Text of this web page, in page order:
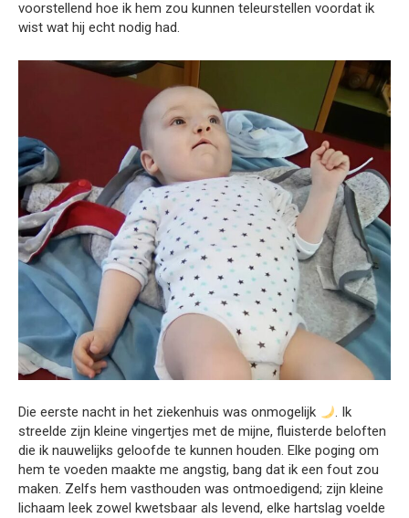
voorstellend hoe ik hem zou kunnen teleurstellen voordat ik
wist wat hij echt nodig had.
Die eerste nacht in het ziekenhuis was onmogelijk
. Ik
streelde zijn kleine vingertjes met de mijne, fluisterde beloften
die ik nauwelijks geloofde te kunnen houden. Elke poging om
hem te voeden maakte me angstig, bang dat ik een fout zou
maken. Zelfs hem vasthouden was ontmoedigend; zijn kleine
lichaam leek zowel kwetsbaar als levend, elke hartslag voelde